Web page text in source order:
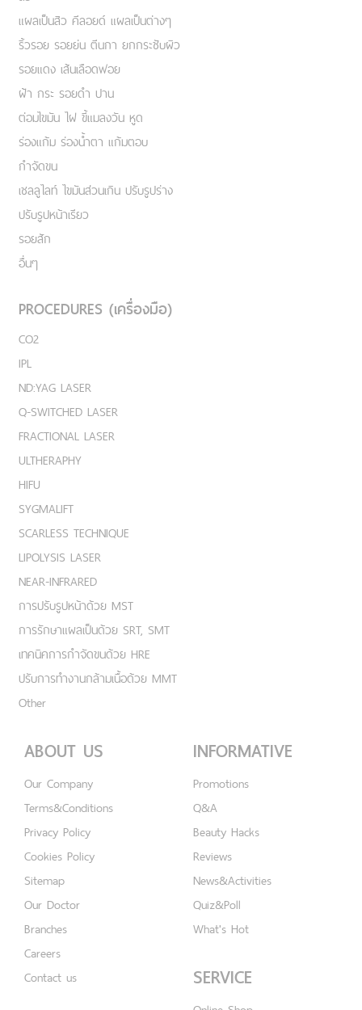
แผลเป็นสิว คีลอยด์ แผลเป็นต่างๆ
ริ้วรอย รอยย่น ตีนกา ยกกระชับผิว
รอยแดง เส้นเลือดฟอย
ฝ้า กระ รอยดำ ปาน
ต่อมไขมัน ไฝ ขี้แมลงวัน หูด
ร่องแก้ม ร่องน้ำตา แก้มตอบ
กำจัดขน
เชลลูไลท์ ไขมันส่วนเกิน ปรับรูปร่าง
ปรับรูปหน้าเรียว
รอยสัก
อื่นๆ
PROCEDURES (เครื่องมือ)
CO2
IPL
ND:YAG LASER
Q-SWITCHED LASER
FRACTIONAL LASER
ULTHERAPHY
HIFU
SYGMALIFT
SCARLESS TECHNIQUE
LIPOLYSIS LASER
NEAR-INFRARED
การปรับรูปหน้าด้วย MST
การรักษาแผลเป็นด้วย SRT, SMT
เทคนิคการกำจัดขนด้วย HRE
ปรับการทำงานกล้ามเนื้อด้วย MMT
Other
ABOUT US
Our Company
Terms&Conditions
Privacy Policy
Cookies Policy
Sitemap
Our Doctor
Branches
Careers
Contact us
INFORMATIVE
Promotions
Q&A
Beauty Hacks
Reviews
News&Activities
Quiz&Poll
What's Hot
SERVICE